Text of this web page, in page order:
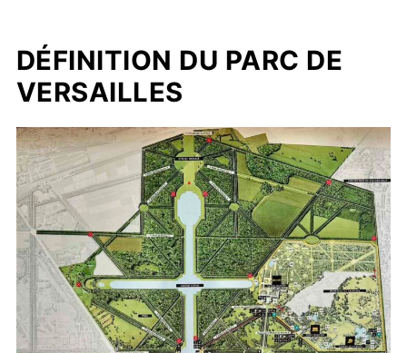
Infos pratiques : accès, gratuité,
parking payant, horaires, bon à savoir,
Où déjeuner et que faire après une
promenade dans le Parc de Versailles ?
DÉFINITION DU PARC DE
VERSAILLES